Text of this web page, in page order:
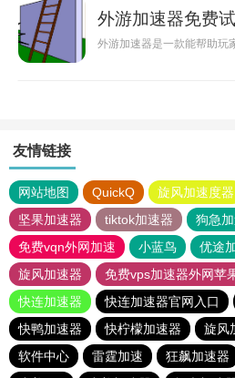
外游加速器免费
外游加速器是一款能帮助玩
友情链接
网站地图 QuickQ 旋风加速度器
坚果加速器
tiktok加速器
狗急
免费vqn外网加速
小蓝鸟 优途
旋风加速器
免费vps加速器外网苹
快连加速器
快连加速器官网入口
快鸭加速器
快柠檬加速器 旋风
软件中心
雷霆加速 狂飙加速器